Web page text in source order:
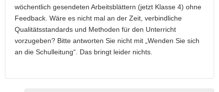
wöchentlich gesendeten Arbeitsblättern (jetzt Klasse 4) ohne
Feedback. Wäre es nicht mal an der Zeit, verbindliche
Qualitätsstandards und Methoden für den Unterricht
vorzugeben? Bitte antworten Sie nicht mit „Wenden Sie sich
an die Schulleitung“. Das bringt leider nichts.